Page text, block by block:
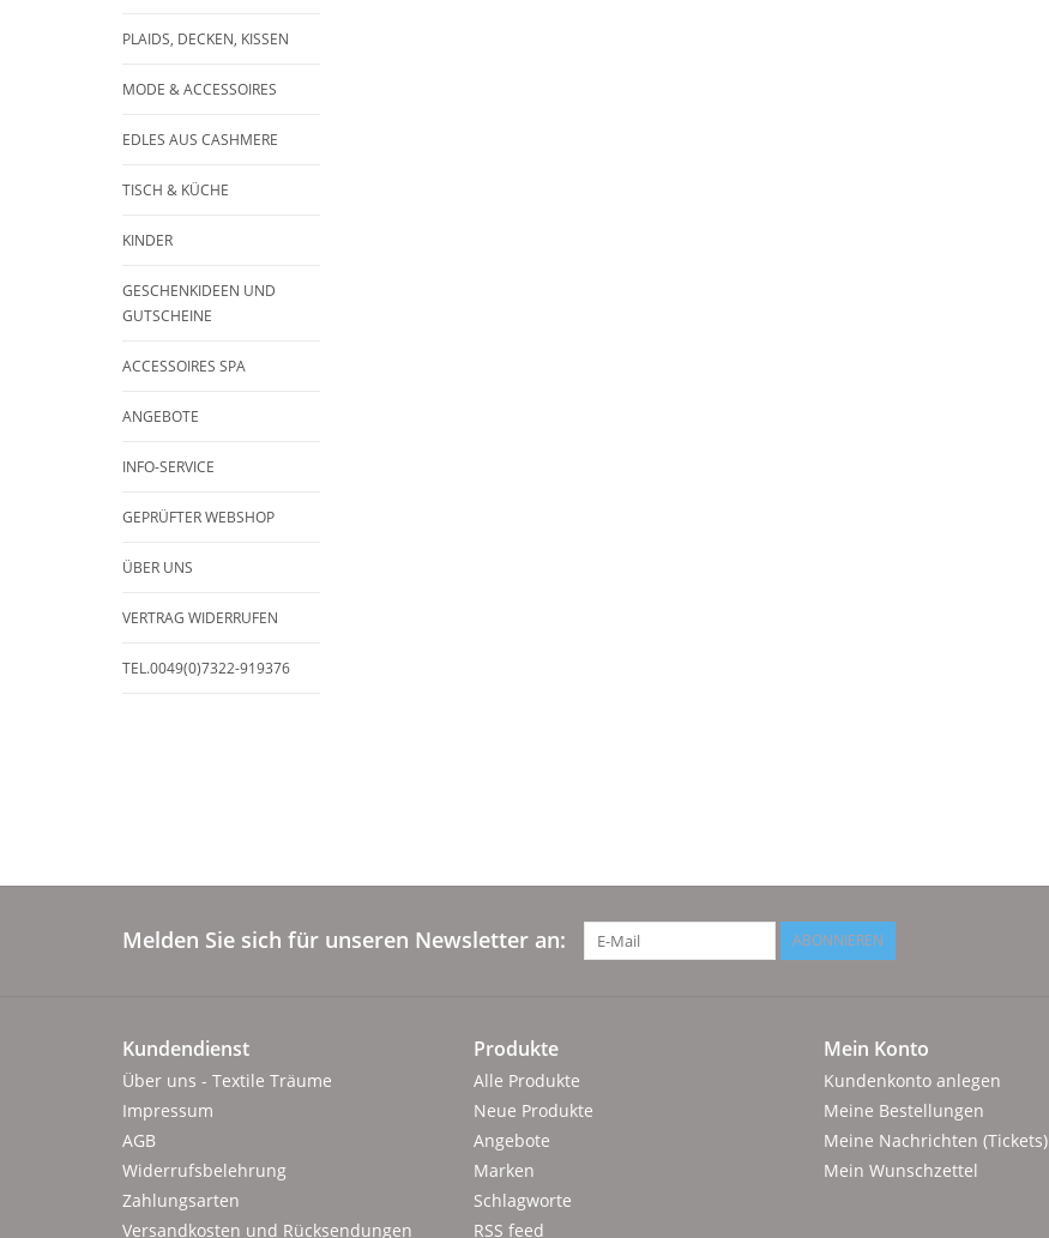
PLAIDS, DECKEN, KISSEN
MODE & ACCESSOIRES
EDLES AUS CASHMERE
TISCH & KÜCHE
KINDER
GESCHENKIDEEN UND
GUTSCHEINE
ACCESSOIRES SPA
ANGEBOTE
INFO-SERVICE
GEPRÜFTER WEBSHOP
ÜBER UNS
VERTRAG WIDERRUFEN
TEL.0049(0)7322-919376
Melden Sie sich für unseren Newsletter an: ABONNIEREN
Kundendienst
Über uns - Textile Träume
Impressum
AGB
Widerrufsbelehrung
Zahlungsarten
Versandkosten und Rücksendungen
Produkte
Alle Produkte
Neue Produkte
Angebote
Marken
Schlagworte
RSS feed
Mein Konto
Kundenkonto anlegen
Meine Bestellungen
Meine Nachrichten (Tickets)
Mein Wunschzettel